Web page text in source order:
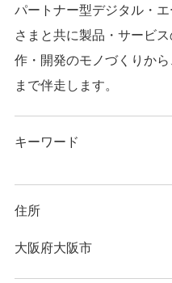
パートナー型デジタル・
さまと共に製品・サービ
作・開発のモノづくりか
まで伴走します。
キーワード
住所
大阪府大阪市